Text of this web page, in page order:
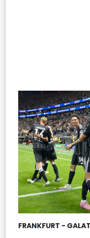
FRANKFURT -